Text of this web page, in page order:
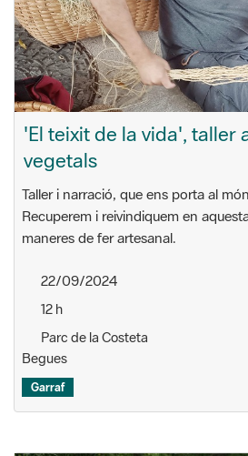
'El teixit de la vida', taller
vegetals
Taller i narració, que ens porta al
Recuperem i reivindiquem en
maneres de fer artesanal.
22/09/2024
12 h
Parc de la Costeta
Begues
Garraf